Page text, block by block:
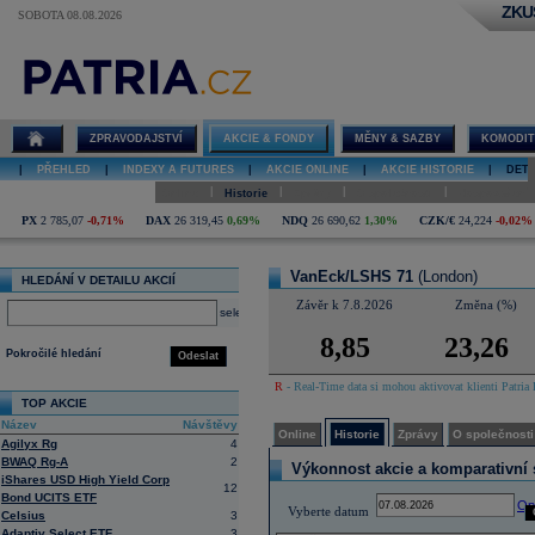
SOBOTA 08.08.2026
VanEck/LSHS
ZPRAVODAJSTVÍ AKCIE & FONDY MĚNY & SAZBY
PŘEHLED INDEXY A FUTURES AKCIE ONLINE AKCIE HISTORIE
Historie
PX 2 785,07 -0,71% DAX 26 319,45 0,69% NDQ 26 690,62 1,30% CZK/€ 24,224 -0,02%
HLEDÁNÍ V DETAILU AKCIÍ
select
Odeslat
Pokročilé hledání
TOP AKCIE
Název
Návštěvy
Agilyx Rg
4
BWAQ Rg-A
2
iShares USD High Yield Corp
Bond UCITS ETF
12
Celsius
3
VanEck/LSHS 71 (London)
Závěr k 7.8.2026 Změna (%)
8,85 23,26
R - Real-Time data si mohou aktivovat klienti
Online Historie Zprávy O společnosti
Výkonnost akcie a komparativní
Vyberte datum